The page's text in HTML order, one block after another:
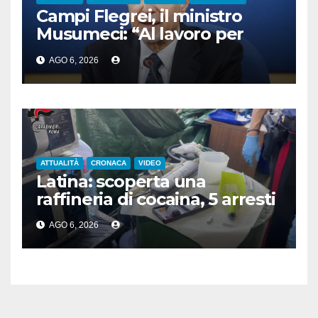
Campi Flegrei, il ministro
Musumeci: “Al lavoro per
ridurre l’esposizione al
rischio”
AGO 6, 2026
ATTUALITÀ CRONACA VIDEO
Latina: scoperta una
raffineria di cocaina, 5 arresti
AGO 6, 2026